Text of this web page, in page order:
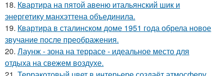
18. Квартира на пятой авеню итальянский шик и
энергетику манхэттена объединила.
19. Квартира в сталинском доме 1951 года обрела новое
звучание после преображения.
20. Лаунж - зона на террасе - идеальное место для
отдыха на свежем воздухе.